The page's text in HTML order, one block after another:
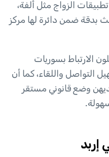
الزواج مثل ألفة،
بدقة ضمن دائرة لها مركز
الارتباط بسوريات
التواصل واللقاء، كما أن
وضع قانوني مستقر
إربد